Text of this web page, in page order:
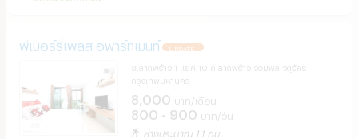
พีเบอร์รี่เพลส อพาร์ทเมนท์ UPDATE !
ซ.ลาดพร้าว 1 แยก 10 ถ.ลาดพร้าว จอมพล จตุจักร
กรุงเทพมหานคร
8,000 บาท/เดือน
800 - 900 บาท/วัน
ห่างประมาณ 1.1 กม.